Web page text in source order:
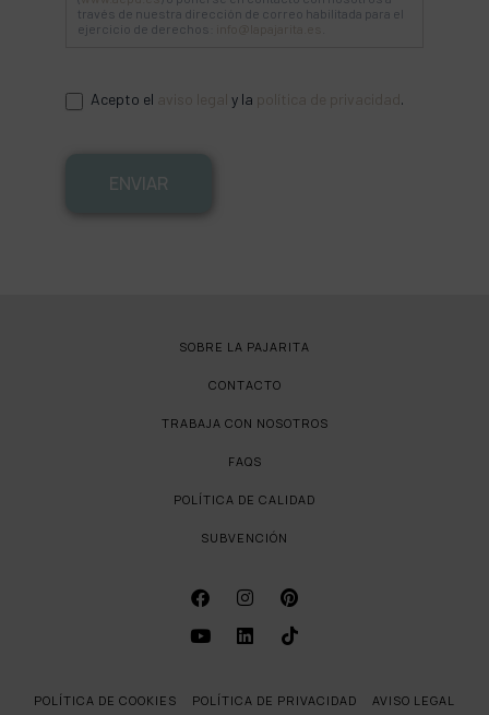
través de nuestra dirección de correo habilitada para el
ejercicio de derechos:
Acepto el y la .
ENVIAR
SOBRE LA PAJARITA
CONTACTO
TRABAJA CON NOSOTROS
FAQS
POLÍTICA DE CALIDAD
SUBVENCIÓN
POLÍTICA DE COOKIES POLÍTICA DE PRIVACIDAD AVISO LEGAL